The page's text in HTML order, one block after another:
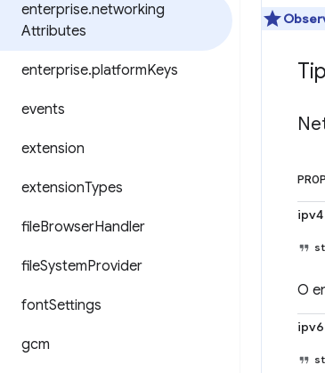
enterprise.networking
Attributes
enterprise.platformKeys
events
extension
extensionTypes
fileBrowserHandler
fileSystemProvider
fontSettings
gcm
ipv4
O
ipv6